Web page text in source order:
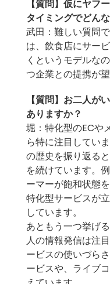
【質問】 仮にヤフ
タイミングでどん
武田：難しい質問
は、飲食店にサー
くというモデルな
つ企業との提携が
【質問】 お二人が
ありますか？
堀：特化型のECや
ら特に注目してい
の歴史を振り返る
を続けています。
ーマーが飽和状態
特化型サービスが
しています。
あともう一つ挙げ
人の情報発信は注
ービスの使いづら
ービスや、ライブ